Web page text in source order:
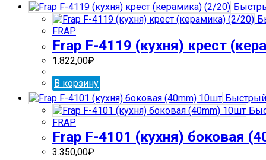
FRAP
Frap F-4119 (кухня) крест
1.822,00₽
В корзину
FRAP
Frap F-4101 (кухня) боковая
3.350,00₽